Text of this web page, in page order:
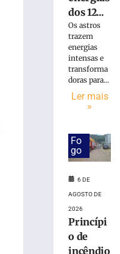
Samae
prepara
programação
especial
dos 12...
Os astros
trazem
energias
intensas e
transforma
doras para...
Ler mais
»
Fo
go
6 DE
AGOSTO DE
2026
Princípi
o de
incêndio